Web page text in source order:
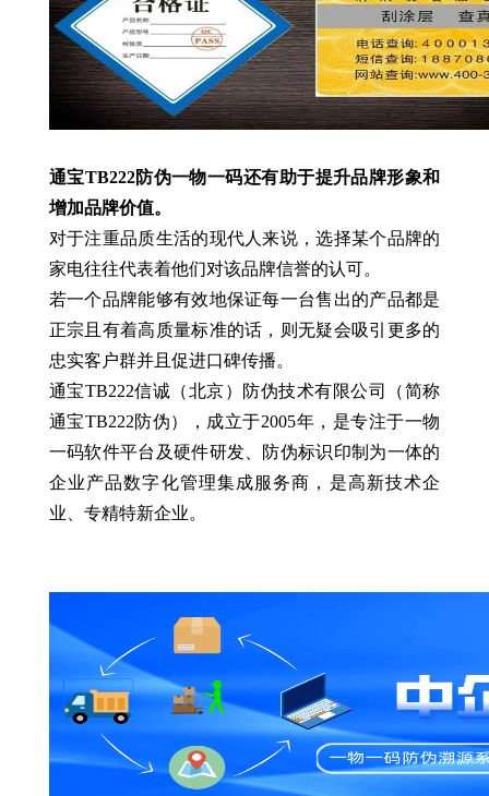
通宝TB222防伪一物一码还有助于提升品牌形象和
增加品牌价值。
对于注重品质生活的现代人来说，选择某个品牌的
家电往往代表着他们对该品牌信誉的认可。
若一个品牌能够有效地保证每一台售出的产品都是
正宗且有着高质量标准的话，则无疑会吸引更多的
忠实客户群并且促进口碑传播。
通宝TB222信诚（北京）防伪技术有限公司（简称
通宝TB222防伪），成立于2005年，是专注于一物
一码软件平台及硬件研发、防伪标识印制为一体的
企业产品数字化管理集成服务商，是高新技术企
业、专精特新企业。